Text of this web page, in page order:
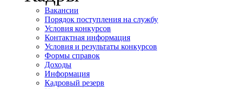
Вакансии
Порядок поступления на службу
Условия конкурсов
Контактная информация
Условия и результаты конкурсов
Формы справок
Доходы
Информация
Кадровый резерв